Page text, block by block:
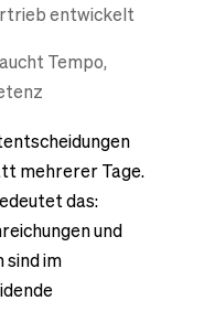
entwickelt
Tempo,
mehrerer Tage.
das:
und
im